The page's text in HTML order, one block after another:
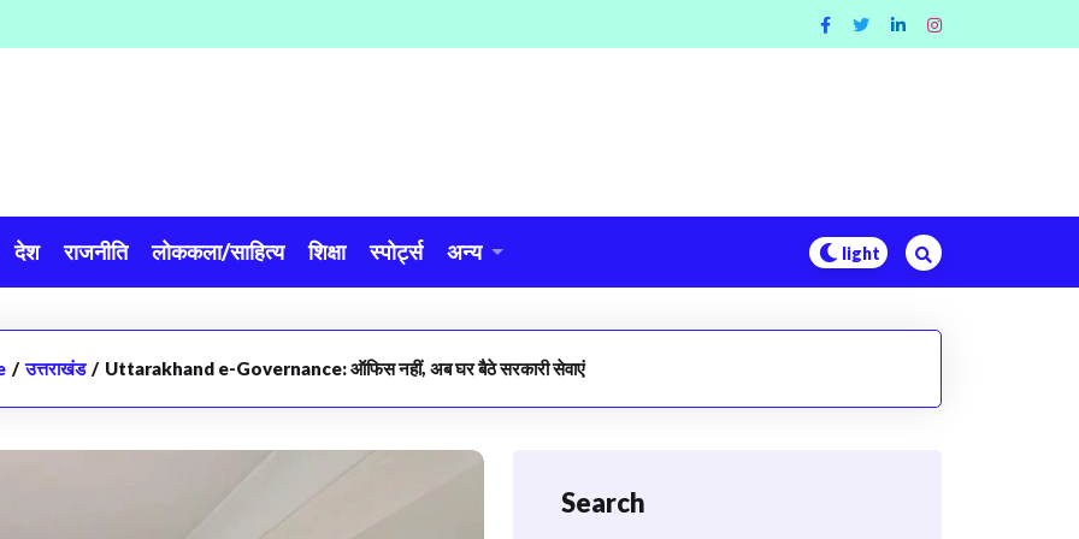
देश राजनीति लोककला/साहित्य शिक्षा स्पोर्ट्स अन्य
/ उत्तराखंड / Uttarakhand e-Governance: ऑफिस नहीं, अब घर बैठे सरकारी सेवाएं
Search